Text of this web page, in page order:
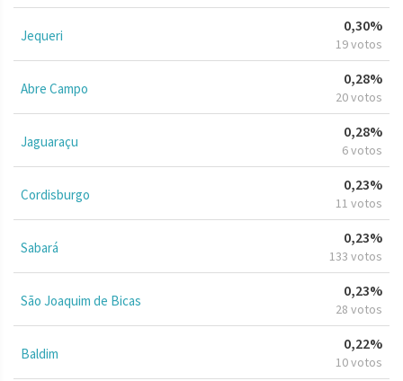
Jequeri
0,30%
19 votos
Abre Campo
0,28%
20 votos
Jaguaraçu
0,28%
6 votos
Cordisburgo
0,23%
11 votos
Sabará
0,23%
133 votos
São Joaquim de Bicas
0,23%
28 votos
Baldim
0,22%
10 votos